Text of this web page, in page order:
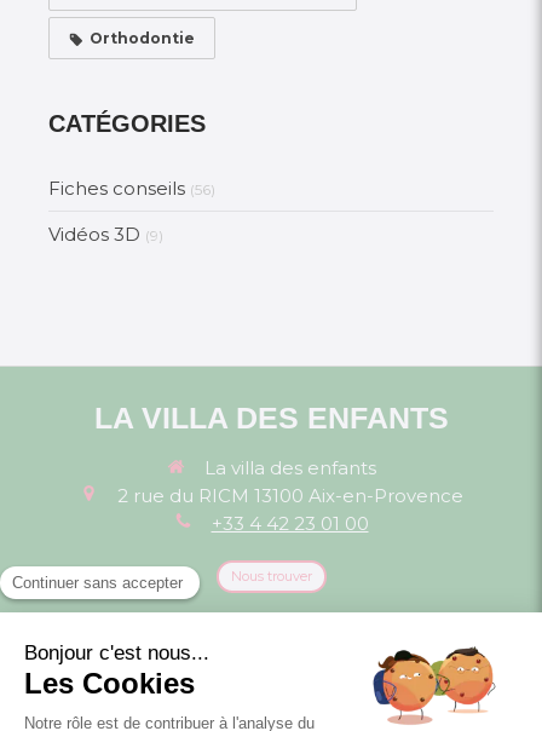
Orthodontie
CATÉGORIES
Fiches conseils (56)
Vidéos 3D (9)
LA VILLA DES ENFANTS
La villa des enfants
2 rue du RICM 13100 Aix-en-Provence
+33 4 42 23 01 00
Nous trouver
Politique de confidentialité et charte cookie
Mentions légales
Conditions Générales Utilisation